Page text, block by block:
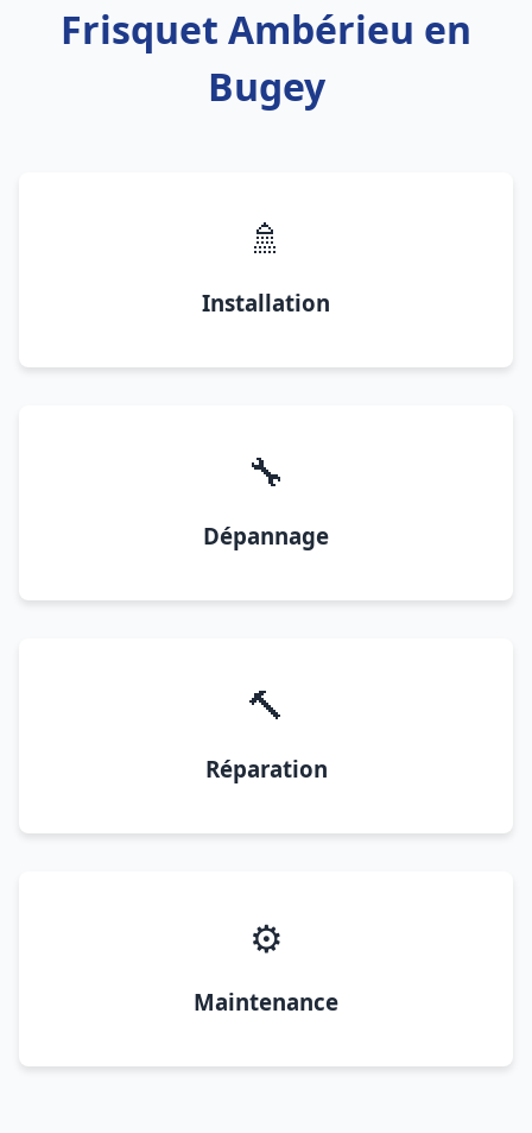
Frisquet Ambérieu en
Bugey
🚿
Installation
🔧
Dépannage
🔨
Réparation
⚙️
Maintenance